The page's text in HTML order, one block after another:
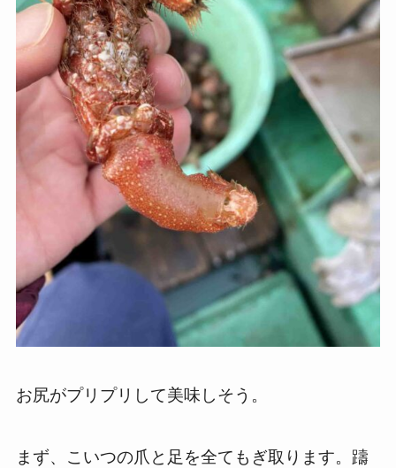
お尻がプリプリして美味しそう。
まず、こいつの爪と足を全てもぎ取ります。躊